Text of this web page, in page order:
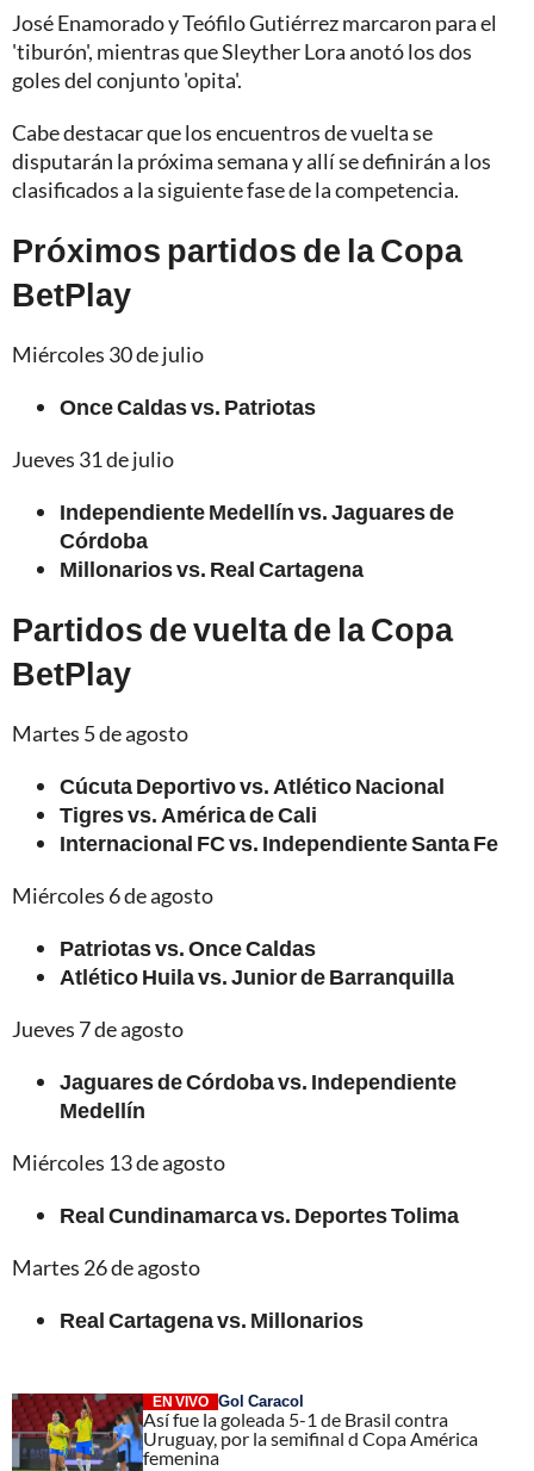
José Enamorado y Teófilo Gutiérrez marcaron para el
'tiburón', mientras que Sleyther Lora anotó los dos
goles del conjunto 'opita'.
Cabe destacar que los encuentros de vuelta se
disputarán la próxima semana y allí se definirán a los
clasificados a la siguiente fase de la competencia.
Próximos partidos de la Copa
BetPlay
Miércoles 30 de julio
Once Caldas vs. Patriotas
Jueves 31 de julio
Independiente Medellín vs. Jaguares de
Córdoba
Millonarios vs. Real Cartagena
Partidos de vuelta de la Copa
BetPlay
Martes 5 de agosto
Cúcuta Deportivo vs. Atlético Nacional
Tigres vs. América de Cali
Internacional FC vs. Independiente Santa Fe
Miércoles 6 de agosto
Patriotas vs. Once Caldas
Atlético Huila vs. Junior de Barranquilla
Jueves 7 de agosto
Jaguares de Córdoba vs. Independiente
Medellín
Miércoles 13 de agosto
Real Cundinamarca vs. Deportes Tolima
Martes 26 de agosto
Real Cartagena vs. Millonarios
EN VIVO Gol Caracol
Así fue la goleada 5-1 de Brasil contra
Uruguay, por la semifinal d Copa América
femenina